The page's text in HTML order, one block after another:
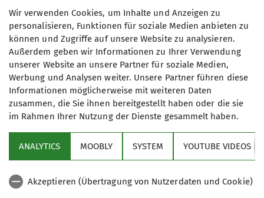
Klettersteige2023 Schneeschuhtouren2023 Senioren2023
Skitouren2023 Veranstaltungen2023 Wandern2023
Bundesverband
Service
Wir verwenden Cookies, um Inhalte und Anzeigen zu
personalisieren, Funktionen für soziale Medien anbieten zu
können und Zugriffe auf unsere Website zu analysieren.
Außerdem geben wir Informationen zu Ihrer Verwendung
unserer Website an unsere Partner für soziale Medien,
Werbung und Analysen weiter. Unsere Partner führen diese
Informationen möglicherweise mit weiteren Daten
zusammen, die Sie ihnen bereitgestellt haben oder die sie
im Rahmen Ihrer Nutzung der Dienste gesammelt haben.
ANALYTICS MOOBLY SYSTEM YOUTUBE VIDEOS
Akzeptieren (Übertragung von Nutzerdaten und Cookie)